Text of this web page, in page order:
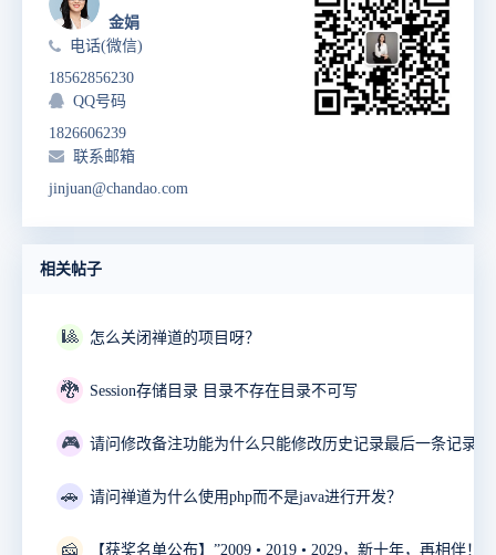
金娟
电话(微信)
18562856230
QQ号码
1826606239
联系邮箱
jinjuan@chandao.com
相关帖子
🎱 怎么关闭禅道的项目呀？
🐉 Session存储目录 目录不存在目录不可写
🎮
🚗 请问禅道为什么使用php而不是java进行开发？
🧀